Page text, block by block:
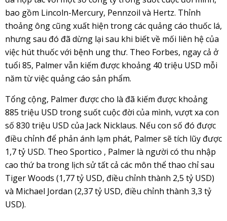
bao gồm Lincoln-Mercury, Pennzoil và Hertz. Thỉnh
thoảng ông cũng xuất hiện trong các quảng cáo thuốc lá,
nhưng sau đó đã dừng lại sau khi biết về mối liên hệ của
việc hút thuốc với bệnh ung thư. Theo Forbes, ngay cả ở
tuổi 85, Palmer vẫn kiếm được khoảng 40 triệu USD mỗi
năm từ việc quảng cáo sản phẩm.
Tổng cộng, Palmer được cho là đã kiếm được khoảng
885 triệu USD trong suốt cuộc đời của mình, vượt xa con
số 830 triệu USD của Jack Nicklaus. Nếu con số đó được
điều chỉnh để phản ánh lạm phát, Palmer sẽ tích lũy được
1,7 tỷ USD. Theo Sportico , Palmer là người có thu nhập
cao thứ ba trong lịch sử tất cả các môn thể thao chỉ sau
Tiger Woods (1,77 tỷ USD, điều chỉnh thành 2,5 tỷ USD)
và Michael Jordan (2,37 tỷ USD, điều chỉnh thành 3,3 tỷ
USD).